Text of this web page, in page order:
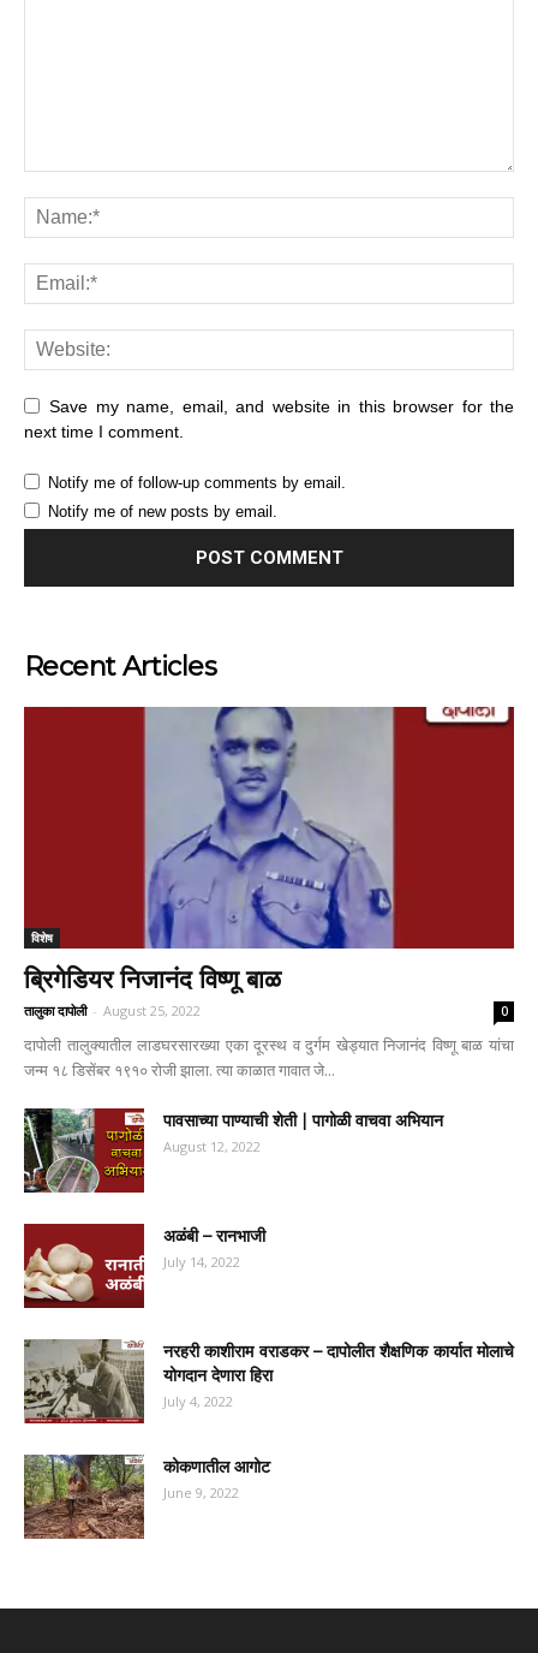
Save my name, email, and website in this browser for the
next time I comment.
Notify me of follow-up comments by email.
Notify me of new posts by email.
Recent Articles
विशेष
ब्रिगेडियर निजानंद विष्णू बाळ
तालुका दापोली - August 25, 2022 0
दापोली तालुक्यातील लाडघरसारख्या एका दूरस्थ व दुर्गम खेड्यात निजानंद विष्णू बाळ यांचा
जन्म १८ डिसेंबर १९१० रोजी झाला. त्या काळात गावात जे...
पावसाच्या पाण्याची शेती | पागोळी वाचवा अभियान
August 12, 2022
अळंबी – रानभाजी
July 14, 2022
नरहरी काशीराम वराडकर – दापोलीत शैक्षणिक कार्यात मोलाचे
योगदान देणारा हिरा
July 4, 2022
कोकणातील आगोट
June 9, 2022